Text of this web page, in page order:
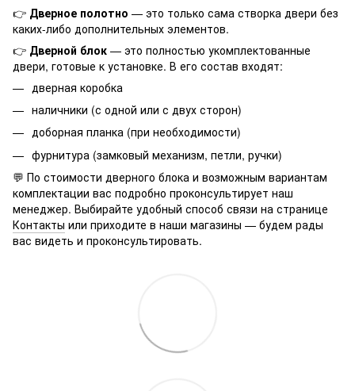
👉 Дверное полотно — это только сама створка двери без
каких-либо дополнительных элементов.
👉 Дверной блок — это полностью укомплектованные
двери, готовые к установке. В его состав входят:
дверная коробка
наличники (с одной или с двух сторон)
доборная планка (при необходимости)
фурнитура (замковый механизм, петли, ручки)
💬 По стоимости дверного блока и возможным вариантам
комплектации вас подробно проконсультирует наш
менеджер. Выбирайте удобный способ связи на странице
Контакты или приходите в наши магазины — будем рады
вас видеть и проконсультировать.